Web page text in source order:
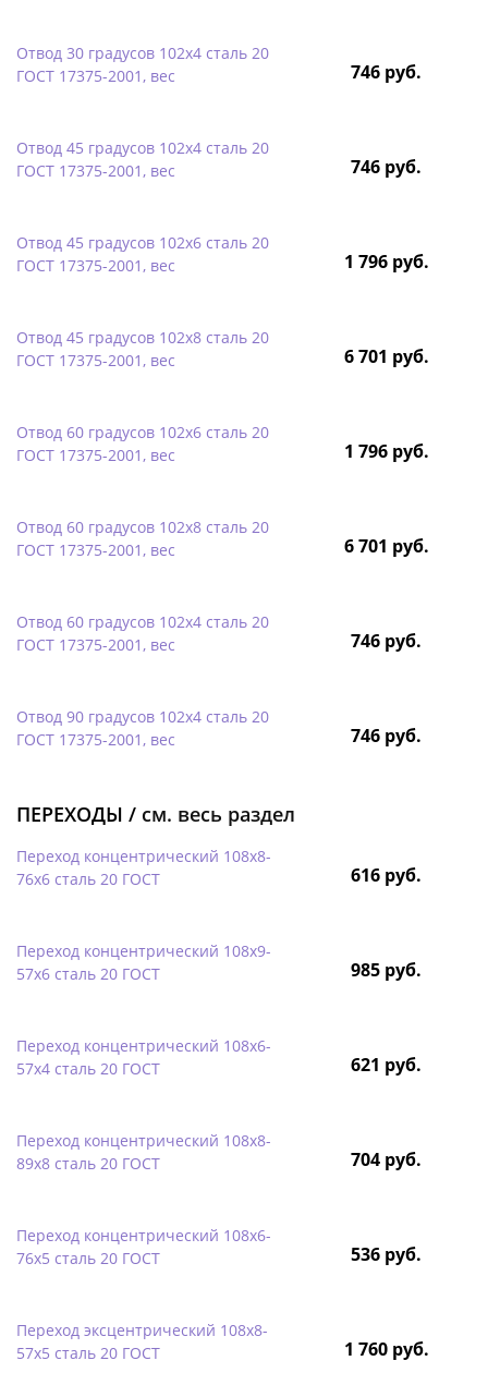
Отвод 30 градусов 102х4 сталь 20
ГОСТ 17375-2001, вес
746 руб.
Отвод 45 градусов 102х4 сталь 20
ГОСТ 17375-2001, вес
746 руб.
Отвод 45 градусов 102х6 сталь 20
ГОСТ 17375-2001, вес
1 796 руб.
Отвод 45 градусов 102х8 сталь 20
ГОСТ 17375-2001, вес
6 701 руб.
Отвод 60 градусов 102х6 сталь 20
ГОСТ 17375-2001, вес
1 796 руб.
Отвод 60 градусов 102х8 сталь 20
ГОСТ 17375-2001, вес
6 701 руб.
Отвод 60 градусов 102х4 сталь 20
ГОСТ 17375-2001, вес
746 руб.
Отвод 90 градусов 102х4 сталь 20
ГОСТ 17375-2001, вес
746 руб.
ПЕРЕХОДЫ / см. весь раздел
Переход концентрический 108х8-
76х6 сталь 20 ГОСТ
616 руб.
Переход концентрический 108х9-
57х6 сталь 20 ГОСТ
985 руб.
Переход концентрический 108х6-
57х4 сталь 20 ГОСТ
621 руб.
Переход концентрический 108х8-
89х8 сталь 20 ГОСТ
704 руб.
Переход концентрический 108х6-
76х5 сталь 20 ГОСТ
536 руб.
Переход эксцентрический 108х8-
57х5 сталь 20 ГОСТ
1 760 руб.